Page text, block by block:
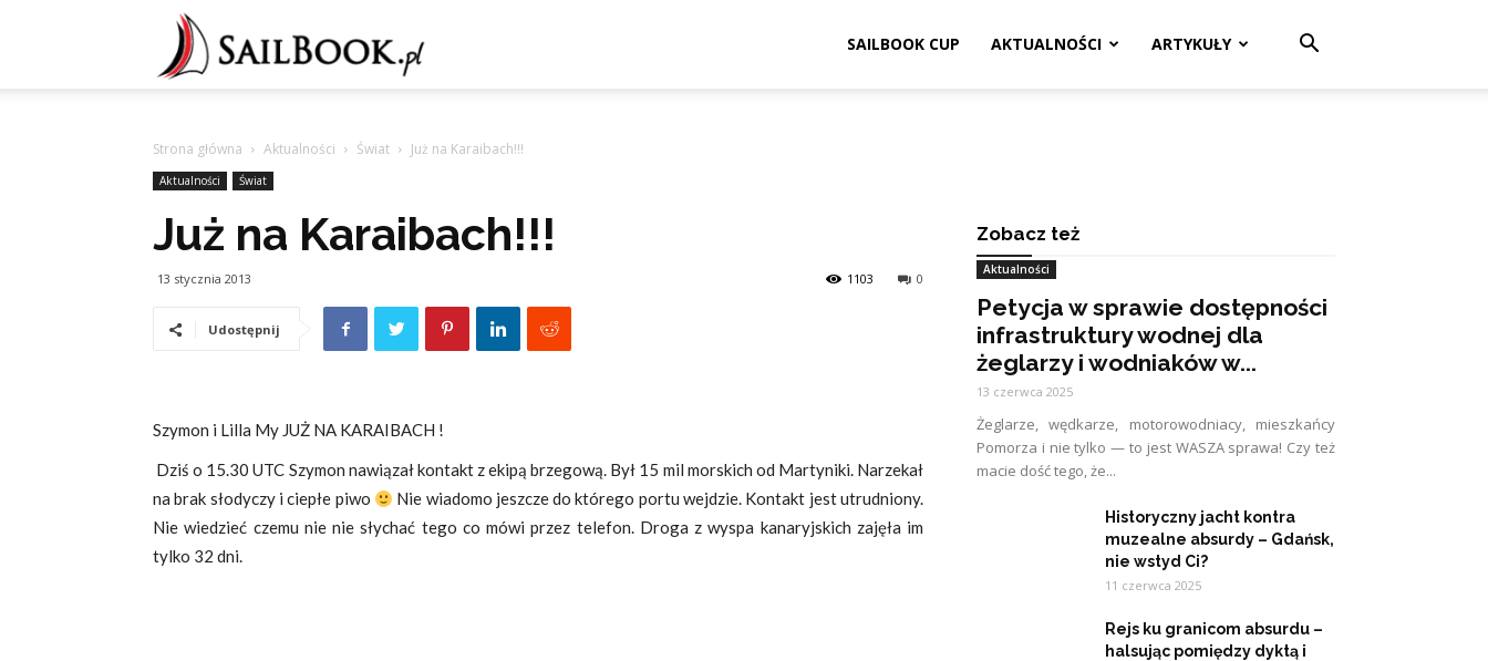
SAILBOOK CUP AKTUALNOŚCI ARTYKUŁY
Strona główna Aktualności Świat Już na Karaibach!!!
Aktualności Świat
Już na Karaibach!!!
13 stycznia 2013 0
1103
Udostępnij
Szymon i Lilla My JUŻ NA KARAIBACH !
Dziś o 15.30 UTC Szymon nawiązał kontakt z ekipą brzegową. Był 15 mil morskich od Martyniki. Narzekał
na brak słodyczy i ciepłe piwo
Nie wiadomo jeszcze do którego portu wejdzie. Kontakt jest utrudniony.
Nie wiedzieć czemu nie nie słychać tego co mówi przez telefon. Droga z wyspa kanaryjskich zajęła im
tylko 32 dni.
Zobacz też
Aktualności
Petycja w sprawie dostępności
infrastruktury wodnej dla
żeglarzy i wodniaków w...
13 czerwca 2025
Żeglarze, wędkarze, motorowodniacy, mieszkańcy
Pomorza i nie tylko — to jest WASZA sprawa! Czy też
macie dość tego, że...
Historyczny jacht kontra
muzealne absurdy – Gdańsk,
nie wstyd Ci?
11 czerwca 2025
Rejs ku granicom absurdu –
halsując pomiędzy dyktą i